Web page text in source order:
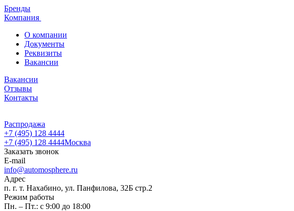
Бренды
Компания
О компании
Документы
Реквизиты
Вакансии
Вакансии
Отзывы
Контакты
Распродажа
+7 (495) 128 4444
+7 (495) 128 4444Москва
Заказать звонок
E-mail
info@automosphere.ru
Адрес
п. г. т. Нахабино, ул. Панфилова, 32Б стр.2
Режим работы
Пн. – Пт.: с 9:00 до 18:00